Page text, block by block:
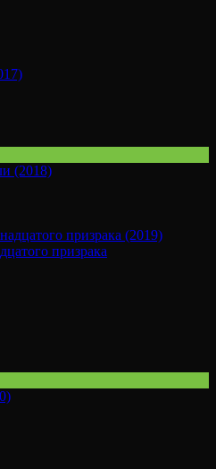
призрака